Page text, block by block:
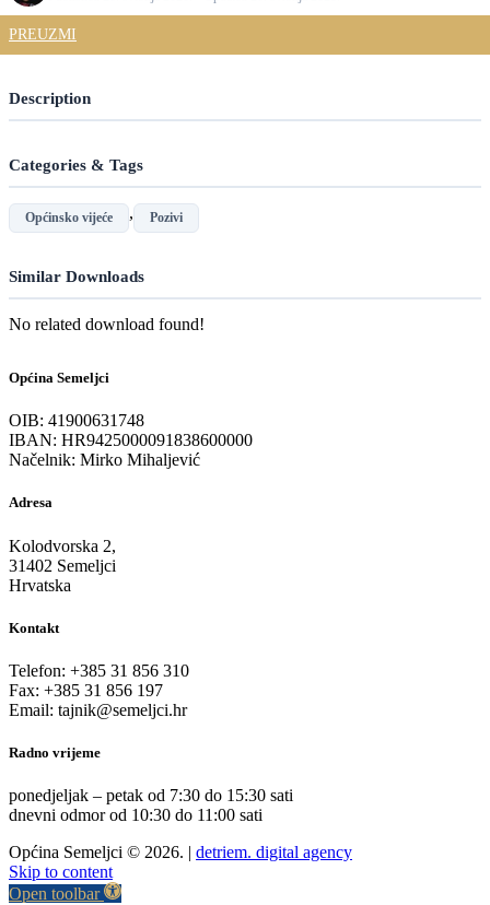
PREUZMI
Description
Categories & Tags
Općinsko vijeće , Pozivi
Similar Downloads
No related download found!
Općina Semeljci
OIB: 41900631748
IBAN: HR9425000091838600000
Načelnik: Mirko Mihaljević
Adresa
Kolodvorska 2,
31402 Semeljci
Hrvatska
Kontakt
Telefon: +385 31 856 310
Fax: +385 31 856 197
Email: tajnik@semeljci.hr
Radno vrijeme
ponedjeljak – petak od 7:30 do 15:30 sati
dnevni odmor od 10:30 do 11:00 sati
Općina Semeljci © 2026. | detriem. digital agency
Skip to content
Open toolbar